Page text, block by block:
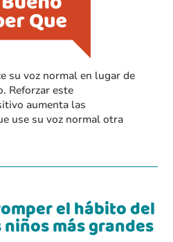
su voz normal en lugar de
Reforzar este
aumenta las
use su voz normal otra
el hábito del
más grandes